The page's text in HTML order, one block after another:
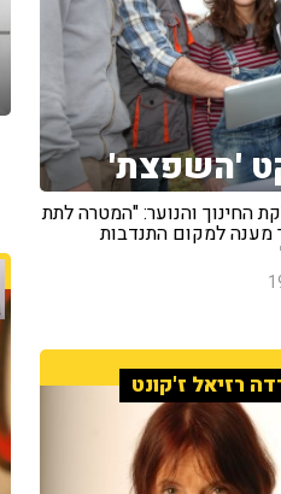
'השפצת'
החינוך והנוער: "המטרה לתת
מענה למקום התנדבות
רזיאל ז'קונט